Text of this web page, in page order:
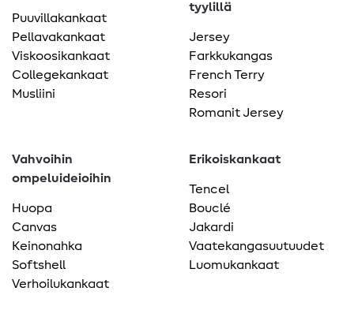
Puuvillakankaat
Pellavakankaat
Viskoosikankaat
Collegekankaat
Musliini
tyylillä
Jersey
Farkkukangas
French Terry
Resori
Romanit Jersey
Vahvoihin
ompeluideioihin
Huopa
Canvas
Keinonahka
Softshell
Verhoilukankaat
Erikoiskankaat
Tencel
Bouclé
Jakardi
Vaatekangasuutuudet
Luomukankaat